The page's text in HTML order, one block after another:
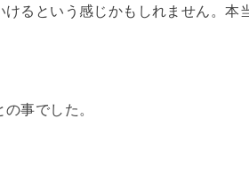
るという感じかもしれません。本
事でした。